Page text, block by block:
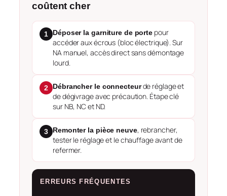
coûtent cher
1 Déposer la garniture de porte pour
accéder aux écrous (bloc électrique). Sur
NA manuel, accès direct sans démontage
lourd.
2 Débrancher le connecteurde réglage et
de dégivrage avec précaution. Étape clé
sur NB, NC et ND.
3 Remonter la pièce neuve, rebrancher,
tester le réglage et le chauffage avant de
refermer.
ERREURS FRÉQUENTES